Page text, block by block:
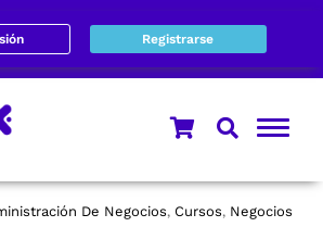
Registrarse
De Negocios, Cursos, Negocios